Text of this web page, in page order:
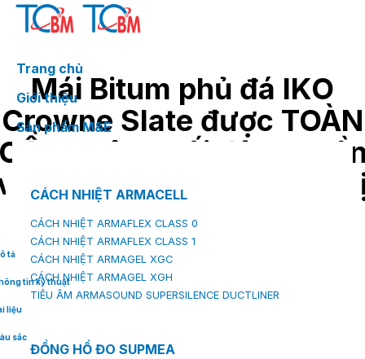
Skip
Trang chủ
Giới thiệu
Sản phẩm M&E
CÁCH NHIỆT ARMACELL
CÁCH NHIỆT ARMAFLEX CLASS 0
CÁCH NHIỆT ARMAFLEX CLASS 1
CÁCH NHIỆT ARMAGEL XGC
CÁCH NHIỆT ARMAGEL XGH
TIÊU ÂM ARMASOUND SUPERSILENCE DUCTLINER
ĐỒNG HỒ ĐO SUPMEA
Mái Bitum phủ đá IKO
Crowne Slate được TOÀN
phân phối độc
tiếp thị sản phẩm tại
trường Việt Nam
tả
tin kỹ thuật
liệu
sắc